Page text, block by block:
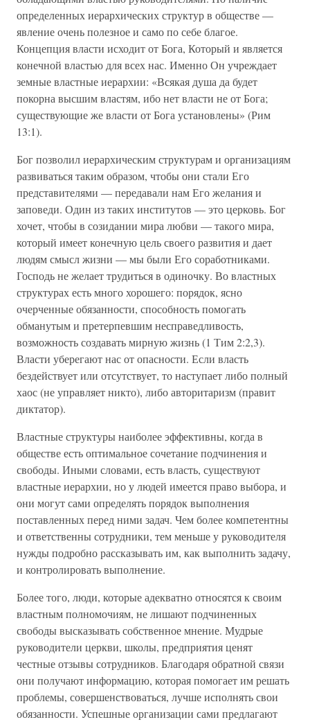
определенных иерархических структур в обществе —
явление очень полезное и само по себе благое.
Концепция власти исходит от Бога, Который и является
конечной властью для всех нас. Именно Он учреждает
земные властные иерархии: «Всякая душа да будет
покорна высшим властям, ибо нет власти не от Бога;
существующие же власти от Бога установлены» (Рим
13:1).
Бог позволил иерархическим структурам и организациям
развиваться таким образом, чтобы они стали Его
представителями — передавали нам Его желания и
заповеди. Один из таких институтов — это церковь. Бог
хочет, чтобы в созидании мира любви — такого мира,
который имеет конечную цель своего развития и дает
людям смысл жизни — мы были Его соработниками.
Господь не желает трудиться в одиночку. Во властных
структурах есть много хорошего: порядок, ясно
очерченные обязанности, способность помогать
обманутым и претерпевшим несправедливость,
возможность создавать мирную жизнь (1 Тим 2:2,3).
Власти уберегают нас от опасности. Если власть
бездействует или отсутствует, то наступает либо полный
хаос (не управляет никто), либо авторитаризм (правит
диктатор).
Властные структуры наиболее эффективны, когда в
обществе есть оптимальное сочетание подчинения и
свободы. Иными словами, есть власть, существуют
властные иерархии, но у людей имеется право выбора, и
они могут сами определять порядок выполнения
поставленных перед ними задач. Чем более компетентны
и ответственны сотрудники, тем меньше у руководителя
нужды подробно рассказывать им, как выполнить задачу,
и контролировать выполнение.
Более того, люди, которые адекватно относятся к своим
властным полномочиям, не лишают подчиненных
свободы высказывать собственное мнение. Мудрые
руководители церкви, школы, предприятия ценят
честные отзывы сотрудников. Благодаря обратной связи
они получают информацию, которая помогает им решать
проблемы, совершенствоваться, лучше исполнять свои
обязанности. Успешные организации сами предлагают